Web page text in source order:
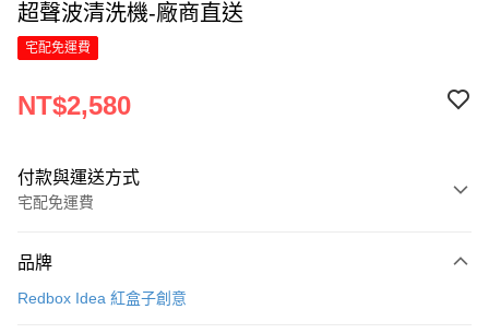
超聲波清洗機-廠商直送
宅配免運費
NT$2,580
付款與運送方式
宅配免運費
信用卡一次付款
品牌
Redbox Idea 紅盒子創意